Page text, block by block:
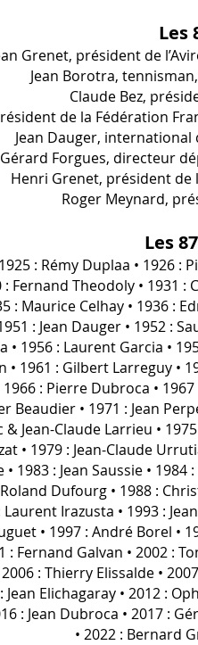
Les
Grenet, président de
Jean Borotra,
Claude Bez,
de la Fédération
Jean Dauger,
Gérard Forgues, directeur
Henri Grenet, président de
Roger Meynard,
Les 87
: Rémy Duplaa • 1926 :
Fernand Theodoly • 1931
: Maurice Celhay • 1936 :
: Jean Dauger • 1952 :
1956 : Laurent Garcia •
• 1961 : Gilbert Larreguy •
: Pierre Dubroca •
Beaudier • 1971 : Jean
Jean-Claude Larrieu •
• 1979 : Jean-Claude
1983 : Jean Saussie •
Dufourg • 1988 :
Irazusta • 1993 :
• 1997 : André Borel •
: Fernand Galvan • 2002 :
: Thierry Elissalde •
Elichagaray • 2012 :
: Jean Dubroca • 2017 :
• 2022 : Bernard